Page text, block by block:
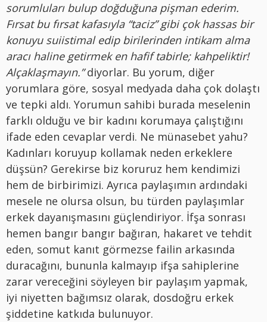
sorumluları bulup doğduğuna pişman ederim.
Fırsat bu fırsat kafasıyla “taciz” gibi çok hassas bir
konuyu suiistimal edip birilerinden intikam alma
aracı haline getirmek en hafif tabirle; kahpeliktir!
Alçaklaşmayın.”diyorlar. Bu yorum, diğer
yorumlara göre, sosyal medyada daha çok dolaştı
ve tepki aldı. Yorumun sahibi burada meselenin
farklı olduğu ve bir kadını korumaya çalıştığını
ifade eden cevaplar verdi. Ne münasebet yahu?
Kadınları koruyup kollamak neden erkeklere
düşsün? Gerekirse biz koruruz hem kendimizi
hem de birbirimizi. Ayrıca paylaşımın ardındaki
mesele ne olursa olsun, bu türden paylaşımlar
erkek dayanışmasını güçlendiriyor. İfşa sonrası
hemen bangır bangır bağıran, hakaret ve tehdit
eden, somut kanıt görmezse failin arkasında
duracağını, bununla kalmayıp ifşa sahiplerine
zarar vereceğini söyleyen bir paylaşım yapmak,
iyi niyetten bağımsız olarak, dosdoğru erkek
şiddetine katkıda bulunuyor.